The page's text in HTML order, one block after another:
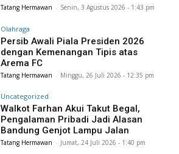
Tatang Hermawan - Senin, 3 Agustus 2026 - 1:43 pm
Olahraga
Persib Awali Piala Presiden 2026
dengan Kemenangan Tipis atas
Arema FC
Tatang Hermawan - Minggu, 26 Juli 2026 - 12:35 pm
Uncategorized
Walkot Farhan Akui Takut Begal,
Pengalaman Pribadi Jadi Alasan
Bandung Genjot Lampu Jalan
Tatang Hermawan - Jumat, 24 Juli 2026 - 1:40 pm